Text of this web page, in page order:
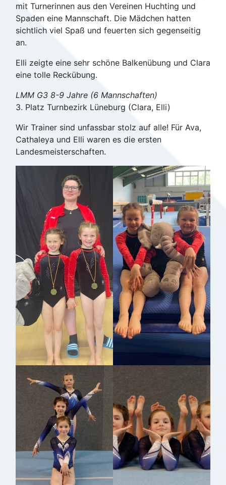
mit Turnerinnen aus den Vereinen Huchting und
Spaden eine Mannschaft. Die Mädchen hatten
sichtlich viel Spaß und feuerten sich gegenseitig
an.
Elli zeigte eine sehr schöne Balkenübung und Clara
eine tolle Reckübung.
LMM G3 8-9 Jahre (6 Mannschaften)
3. Platz Turnbezirk Lüneburg (Clara, Elli)
Wir Trainer sind unfassbar stolz auf alle! Für Ava,
Cathaleya und Elli waren es die ersten
Landesmeisterschaften.